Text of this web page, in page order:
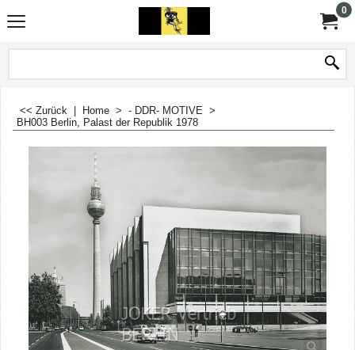
0
<< Zurück Home > - DDR- MOTIVE >
BH003 Berlin, Palast der Republik 1978